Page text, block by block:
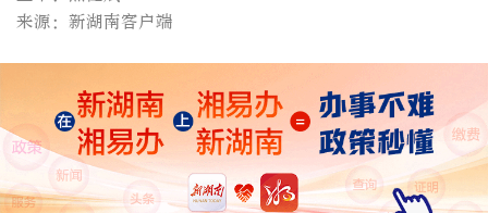
来源：新湖南客户端